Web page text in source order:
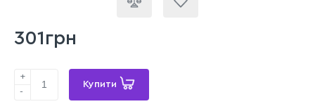
301грн
+
-
Купити